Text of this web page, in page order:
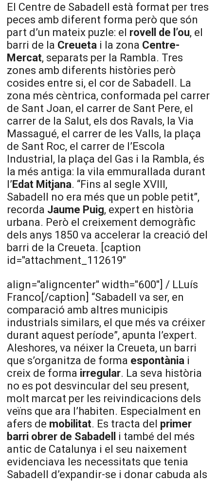
El Centre de Sabadell està format per tres
peces amb diferent forma però que són
part d’un mateix puzle: el rovell de l’ou, el
barri de la Creueta i la zona Centre-
Mercat, separats per la Rambla. Tres
zones amb diferents històries però
cosides entre si, el cor de Sabadell. La
zona més cèntrica, conformada pel carrer
de Sant Joan, el carrer de Sant Pere, el
carrer de la Salut, els dos Ravals, la Via
Massagué, el carrer de les Valls, la plaça
de Sant Roc, el carrer de l’Escola
Industrial, la plaça del Gas i la Rambla, és
la més antiga: la vila emmurallada durant
l’Edat Mitjana. “Fins al segle XVIII,
Sabadell no era més que un poble petit”,
recorda Jaume Puig, expert en història
urbana. Però el creixement demogràfic
dels anys 1850 va accelerar la creació del
barri de la Creueta. [caption
id="attachment_112619"
align="aligncenter" width="600"] / LLuís
Franco[/caption] “Sabadell va ser, en
comparació amb altres municipis
industrials similars, el que més va créixer
durant aquest període”, apunta l’expert.
Aleshores, va néixer la Creueta, un barri
que s’organitza de forma espontània i
creix de forma irregular. La seva història
no es pot desvincular del seu present,
molt marcat per les reivindicacions dels
veïns que ara l’habiten. Especialment en
afers de mobilitat. Es tracta del primer
barri obrer de Sabadell
i també del més
antic de Catalunya i el seu naixement
evidenciava les necessitats que tenia
Sabadell d’expandir-se i donar cabuda als